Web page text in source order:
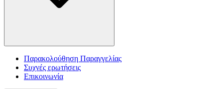
Παρακολούθηση Παραγγελίας
Συχνές ερωτήσεις
Επικοινωνία